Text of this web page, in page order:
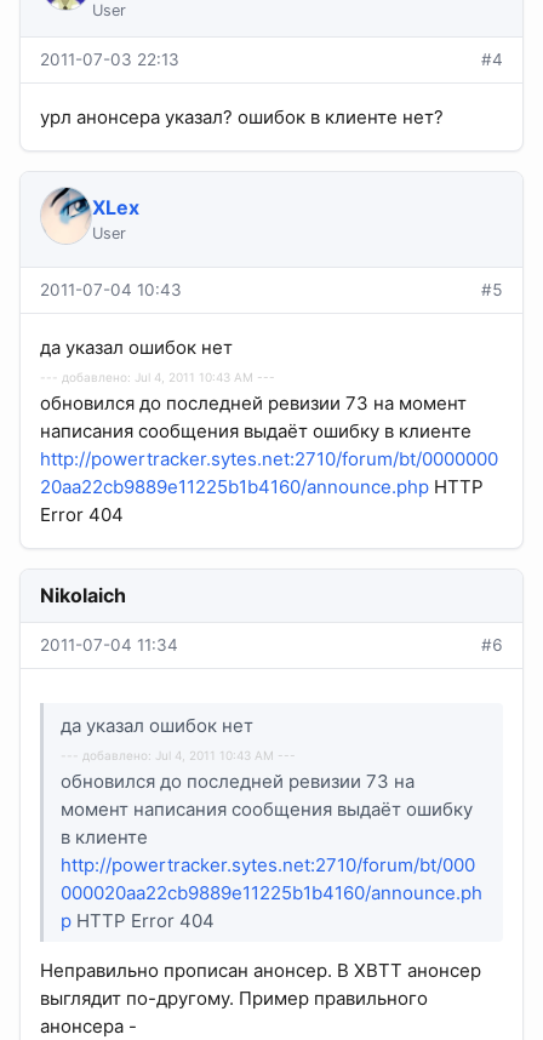
User
2011-07-03 22:13 #4
урл анонсера указал? ошибок в клиенте нет?
XLex
User
2011-07-04 10:43 #5
да указал ошибок нет
--- добавлено: Jul 4, 2011 10:43 AM ---
обновился до последней ревизии 73 на момент
написания сообщения выдаёт ошибку в клиенте
http://powertracker.sytes.net:2710/forum/bt/0000000
20aa22cb9889e11225b1b4160/announce.php HTTP
Error 404
Nikolaich
2011-07-04 11:34 #6
да указал ошибок нет
--- добавлено: Jul 4, 2011 10:43 AM ---
обновился до последней ревизии 73 на
момент написания сообщения выдаёт ошибку
в клиенте
http://powertracker.sytes.net:2710/forum/bt/000
000020aa22cb9889e11225b1b4160/announce.ph
p HTTP Error 404
Неправильно прописан анонсер. В XBTT анонсер
выглядит по-другому. Пример правильного
анонсера -